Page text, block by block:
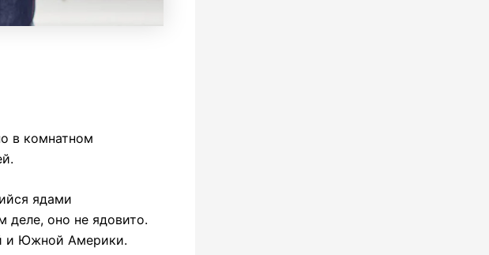
в комнатном
ядами
деле, оно не ядовито.
и Южной Америки.